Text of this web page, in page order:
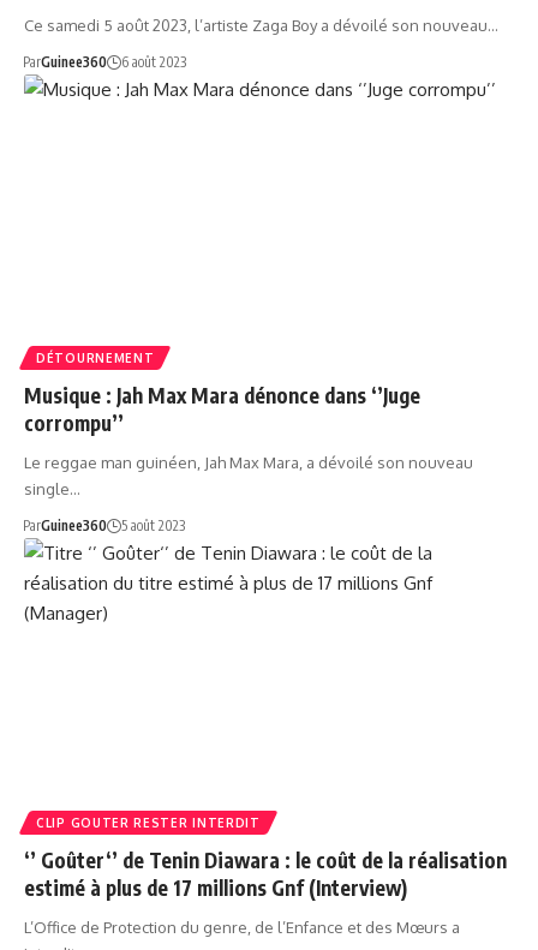
Ce samedi 5 août 2023, l’artiste Zaga Boy a dévoilé son nouveau…
ParGuinee360 6 août 2023
DÉTOURNEMENT
Musique : Jah Max Mara dénonce dans ‘’Juge
corrompu’’
Le reggae man guinéen, Jah Max Mara, a dévoilé son nouveau
single…
ParGuinee360 5 août 2023
CLIP GOUTER RESTER INTERDIT
‘’ Goûter‘’ de Tenin Diawara : le coût de la réalisation
estimé à plus de 17 millions Gnf (Interview)
L’Office de Protection du genre, de l’Enfance et des Mœurs a